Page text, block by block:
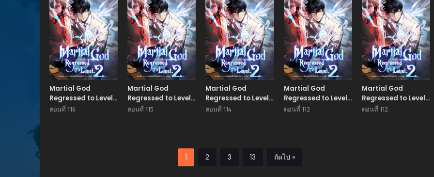
Martial God
Regressed to Level
2
ตอนที่ 116
Martial God
Regressed to Level
2
ตอนที่ 115
Martial God
Regressed to Level
2
ตอนที่ 114
Martial God
Regressed to Level
2
ตอนที่ 112
Martial God
Regressed to Level
2
ตอนที่ 112
1 2 3 13 ถัดไป »